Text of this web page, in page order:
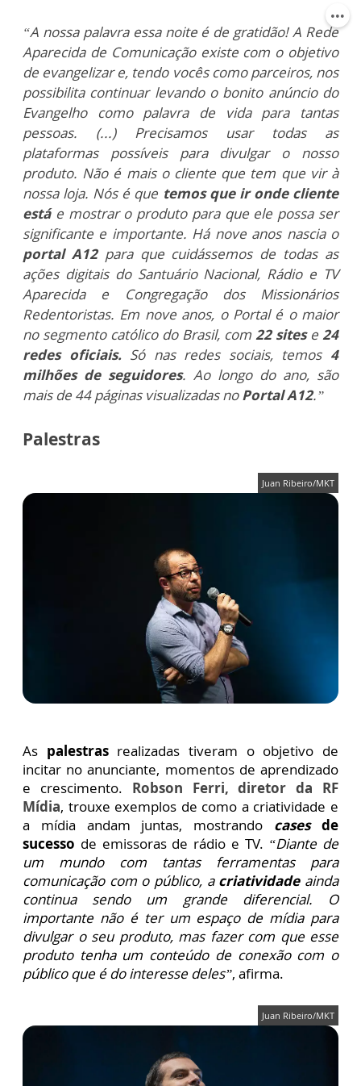
“A nossa palavra essa noite é de gratidão! A Rede
Aparecida de Comunicação existe com o objetivo
de evangelizar e, tendo vocês como parceiros, nos
possibilita continuar levando o bonito anúncio do
Evangelho como palavra de vida para tantas
pessoas. (...) Precisamos usar todas as
plataformas possíveis para divulgar o nosso
produto. Não é mais o cliente que tem que vir à
nossa loja. Nós é que temos que ir onde cliente
está e mostrar o produto para que ele possa ser
significante e importante. Há nove anos nascia o
portal A12 para que cuidássemos de todas as
ações digitais do Santuário Nacional, Rádio e TV
Aparecida e Congregação dos Missionários
Redentoristas. Em nove anos, o Portal é o maior
no segmento católico do Brasil, com 22 sitese 24
redes oficiais.Só nas redes sociais, temos 4
milhões de seguidores. Ao longo do ano, são
mais de 44 páginas visualizadas noPortal A12.”
Palestras
Juan Ribeiro/MKT
As palestras realizadas tiveram o objetivo de
incitar no anunciante, momentos de aprendizado
e crescimento. Robson Ferri, diretor da RF
Mídia, trouxe exemplos de como a criatividade e
a mídia andam juntas, mostrando casesde
sucesso de emissoras de rádio e TV. “Diante de
um mundo com tantas ferramentas para
comunicação com o público, a criatividadeainda
continua sendo um grande diferencial. O
importante não é ter um espaço de mídia para
divulgar o seu produto, mas fazer com que esse
produto tenha um conteúdo de conexão com o
público que é do interesse deles”, afirma.
Juan Ribeiro/MKT